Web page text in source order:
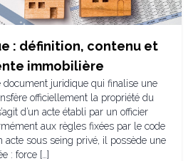
: définition, contenu et
immobilière
document juridique qui finalise une
officiellement la propriété du
d’un acte établi par un officier
aux règles fixées par le code
acte sous seing privé, il possède une
: force […]